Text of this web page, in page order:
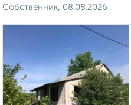
Собственник, 08.08.2026